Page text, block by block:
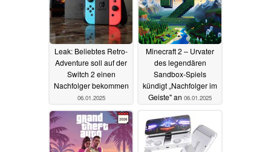
Leak: Beliebtes Retro-
Adventure soll auf der
Switch 2 einen
Nachfolger bekommen
06.01.2025
Minecraft 2 – Urvater
des legendären
Sandbox-Spiels
kündigt „Nachfolger im
Geiste" an 06.01.2025